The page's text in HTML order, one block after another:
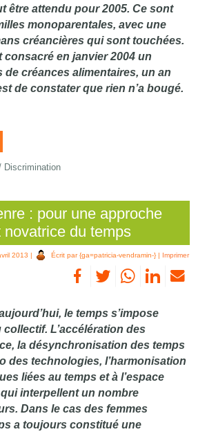
être attendu pour 2005. Ce sont
monoparentales, avec une
créancières qui sont touchées.
consacré en janvier 2004 un
de créances alimentaires, un an
de constater que rien n’a bougé.
Discrimination
: pour une approche
novatrice du temps
2013 | Écrit par {ga=patricia-vendramin-} | Imprimer
le temps s’impose
L’accélération des
la désynchronisation des temps
des technologies, l’harmonisation
liées au temps et à l’espace
interpellent un nombre
Dans le cas des femmes
a toujours constitué une